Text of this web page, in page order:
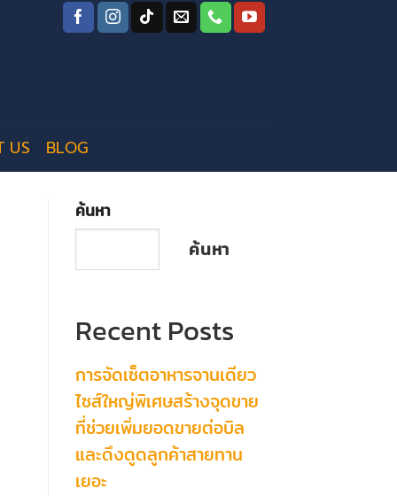
US BLOG
ค้นหา
ค้นหา
Recent Posts
การจัดเซ็ตอาหารจานเดียว
ไซส์ใหญ่พิเศษสร้างจุดขาย
ที่ช่วยเพิ่มยอดขายต่อบิล
และดึงดูดลูกค้าสายทาน
เยอะ